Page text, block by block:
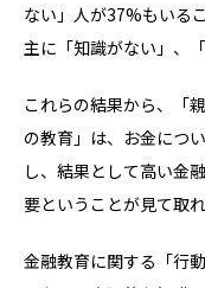
ない」人が37%もいる
主に「知識がない」、
これらの結果から、「
の教育」は、お金につ
し、結果として高い金
要ということが見て取れ
金融教育に関する「行